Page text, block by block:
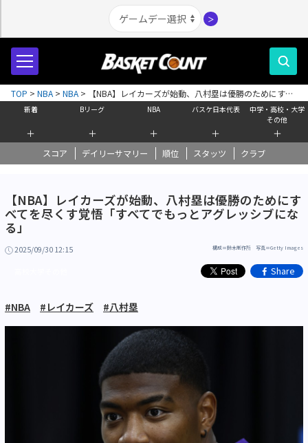
＞
新着
＋
Bリーグ
＋
NBA
＋
バスケ日本代表
＋
中学・高校・大学
その他
＋
スコア デイリーサマリー 順位 スタッツ クラブ
TOP > NBA > NBA >
【NBA】レイカーズが始動、八村塁は優勝のためにすべ
てを尽くす覚悟「すべてでもっとアグレッシブになる」
【NBA】レイカーズが始動、八村塁は優勝のためにす
べてを尽くす覚悟「すべてでもっとアグレッシブにな
る」
2025/09/30 12:15 構成＝鈴木制作所 写真＝Getty Images
Share
#NBA #レイカーズ #八村塁